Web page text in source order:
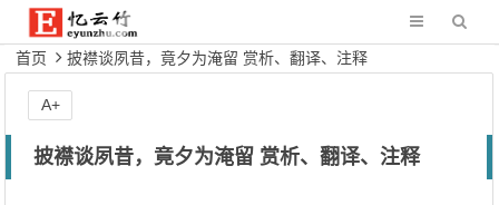
首页 披襟谈夙昔，竟夕为淹留 赏析、翻译、注释
披襟谈夙昔，竟夕为淹留 赏析、翻译、注释
A+